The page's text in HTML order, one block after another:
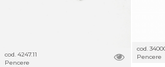
cod. 4247.11
Pencere
cod.
Pencere